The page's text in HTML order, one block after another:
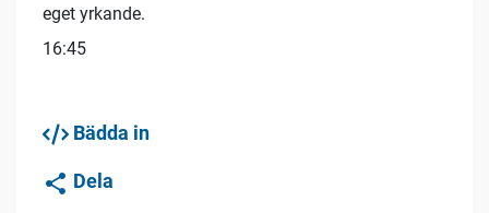
eget yrkande.
16:45
Bädda in
Dela